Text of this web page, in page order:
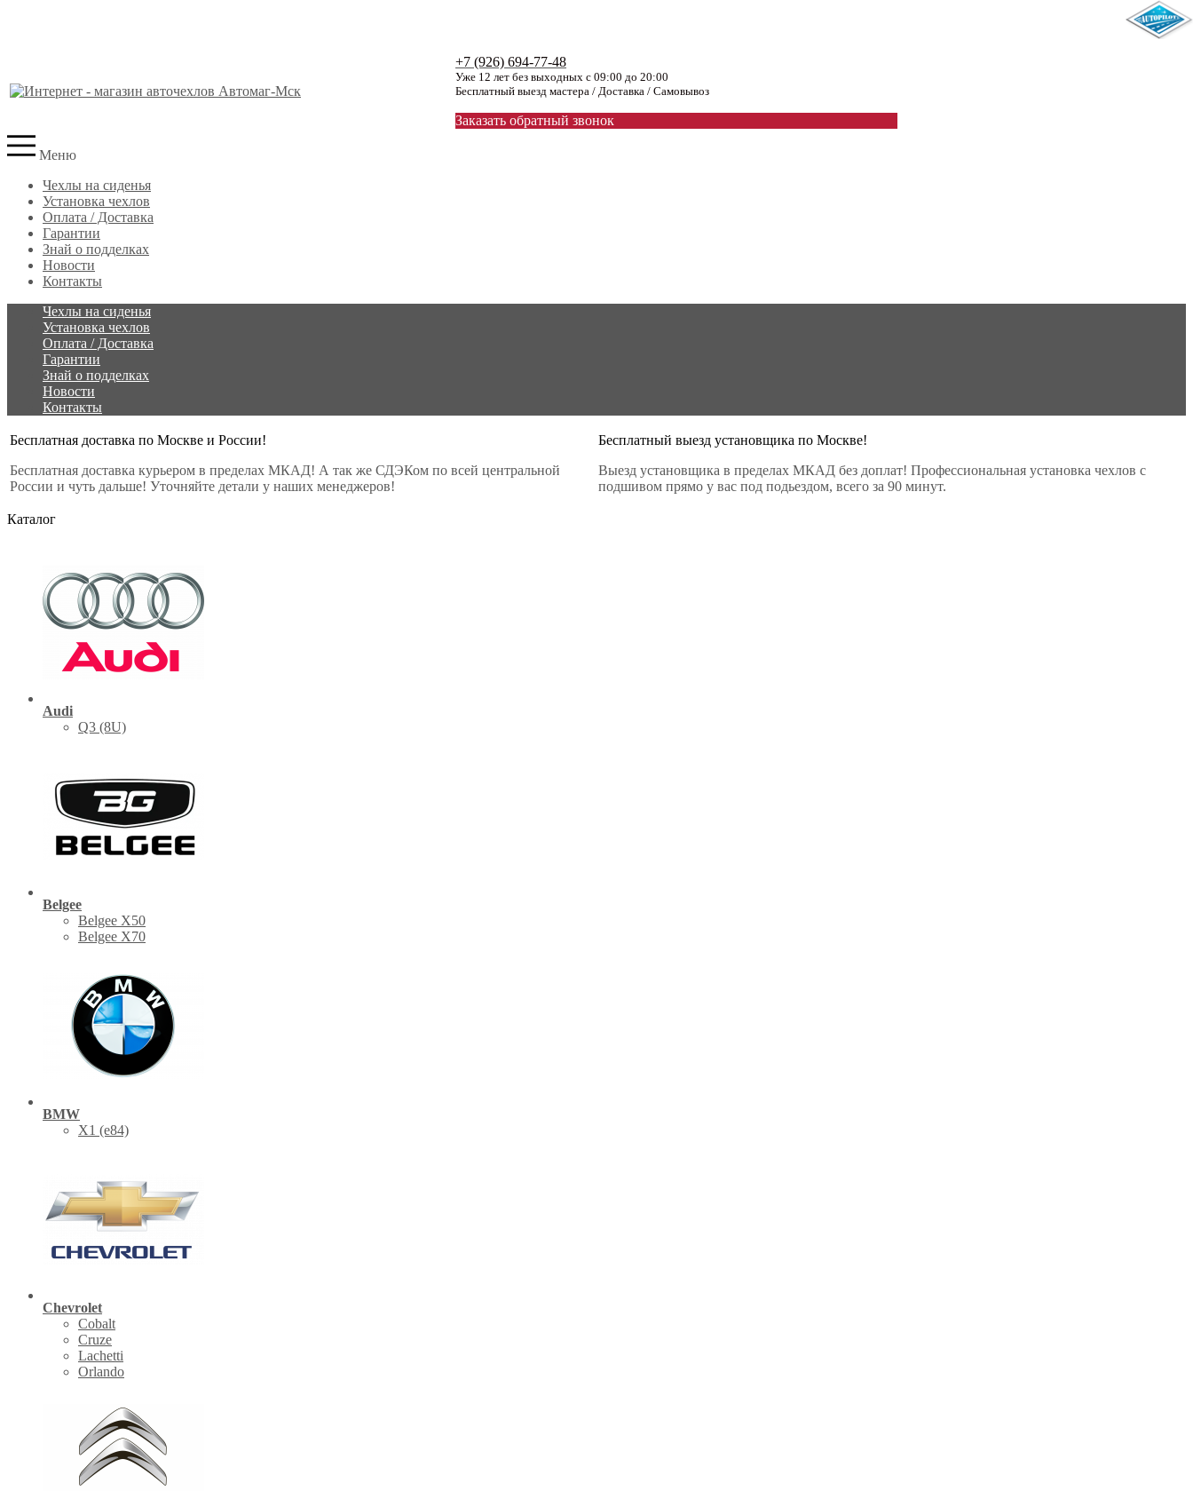
+7 (926) 694-77-48
Уже 12 лет без выходных с 09:00 до 20:00
Бесплатный выезд мастера / Доставка / Самовывоз
Заказать обратный звонок
Меню
Чехлы на сиденья
Установка чехлов
Оплата / Доставка
Гарантии
Знай о подделках
Новости
Контакты
Чехлы на сиденья
Установка чехлов
Оплата / Доставка
Гарантии
Знай о подделках
Новости
Контакты
Бесплатная доставка по Москве и России!
Бесплатная доставка курьером в пределах МКАД! А так же СДЭКом по всей центральной
России и чуть дальше! Уточняйте детали у наших менеджеров!
Бесплатный выезд установщика по Москве!
Выезд установщика в пределах МКАД без доплат! Профессиональная установка чехлов с
подшивом прямо у вас под подьездом, всего за 90 минут.
Каталог
Audi
Q3 (8U)
Belgee
Belgee X50
Belgee X70
BMW
X1 (е84)
Chevrolet
Cobalt
Cruze
Lachetti
Orlando